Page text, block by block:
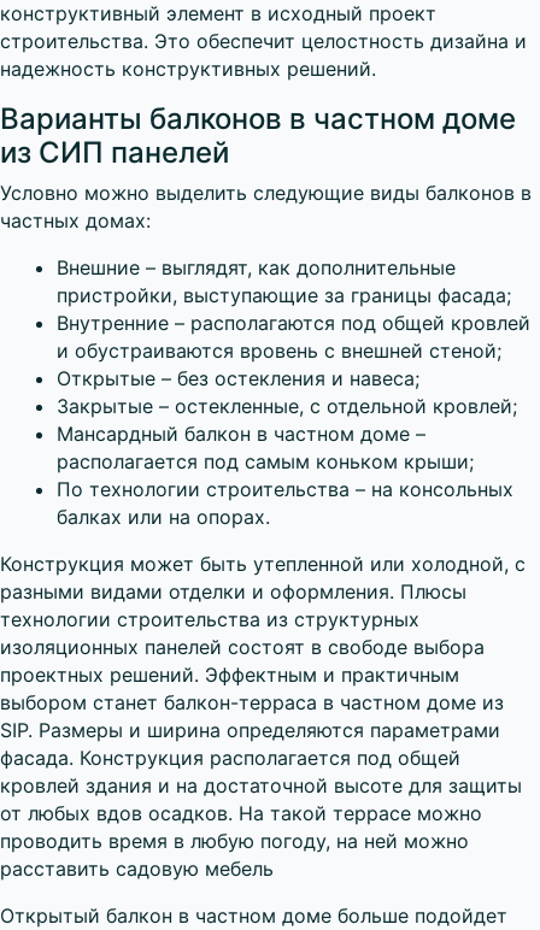
конструктивный элемент в исходный проект
строительства. Это обеспечит целостность дизайна и
надежность конструктивных решений.
Варианты балконов в частном доме
из СИП панелей
Условно можно выделить следующие виды балконов в
частных домах:
Внешние – выглядят, как дополнительные
пристройки, выступающие за границы фасада;
Внутренние – располагаются под общей кровлей
и обустраиваются вровень с внешней стеной;
Открытые – без остекления и навеса;
Закрытые – остекленные, с отдельной кровлей;
Мансардный балкон в частном доме –
располагается под самым коньком крыши;
По технологии строительства – на консольных
балках или на опорах.
Конструкция может быть утепленной или холодной, с
разными видами отделки и оформления. Плюсы
технологии строительства из структурных
изоляционных панелей состоят в свободе выбора
проектных решений. Эффектным и практичным
выбором станет балкон-терраса в частном доме из
SIP. Размеры и ширина определяются параметрами
фасада. Конструкция располагается под общей
кровлей здания и на достаточной высоте для защиты
от любых вдов осадков. На такой террасе можно
проводить время в любую погоду, на ней можно
расставить садовую мебель
Открытый балкон в частном доме больше подойдет